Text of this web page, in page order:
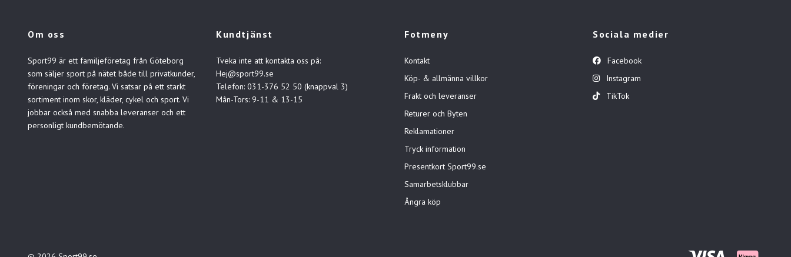
Om oss
Sport99 är ett familjeföretag från Göteborg
som säljer sport på nätet både till privatkunder,
föreningar och företag. Vi satsar på ett starkt
sortiment inom skor, kläder, cykel och sport. Vi
jobbar också med snabba leveranser och ett
personligt kundbemötande.
Kundtjänst
Tveka inte att kontakta oss på:
Hej@sport99.se
Telefon: 031-376 52 50 (knappval 3)
Mån-Tors: 9-11 & 13-15
Fotmeny
Kontakt
Köp- & allmänna villkor
Frakt och leveranser
Returer och Byten
Reklamationer
Tryck information
Presentkort Sport99.se
Samarbetsklubbar
Ångra köp
Sociala medier
Facebook
Instagram
TikTok